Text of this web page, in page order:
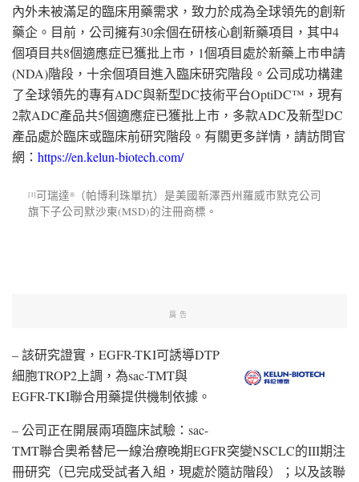
內外未被滿足的臨床用藥需求，致力於成為全球領先的創新
藥企。目前，公司擁有30余個在研核心創新藥項目，其中4
個項目共8個適應症已獲批上市，1個項目處於新藥上市申請
(NDA)階段，十余個項目進入臨床研究階段。公司成功構建
了全球領先的專有ADC與新型DC技術平台OptiDC™，現有
2款ADC產品共5個適應症已獲批上市，多款ADC及新型DC
產品處於臨床或臨床前研究階段。有關更多詳情，請訪問官
網： https://en.kelun-biotech.com/
[1]可瑞達®
（帕博利珠單抗）是美國新澤西州羅威市默克公司
旗下子公司默沙東(MSD)的注冊商標。
廣告
– 該研究證實，EGFR-TKI可誘導DTP
細胞TROP2上調，為sac-TMT與
EGFR-TKI聯合用藥提供機制依據。
– 公司正在開展兩項臨床試驗：sac-
TMT聯合奧希替尼一線治療晚期EGFR突變NSCLC的III期注
冊研究（已完成受試者入組，現處於隨訪階段）；以及該聯